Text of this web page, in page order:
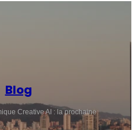
Blog
Creative AI : la prochaine